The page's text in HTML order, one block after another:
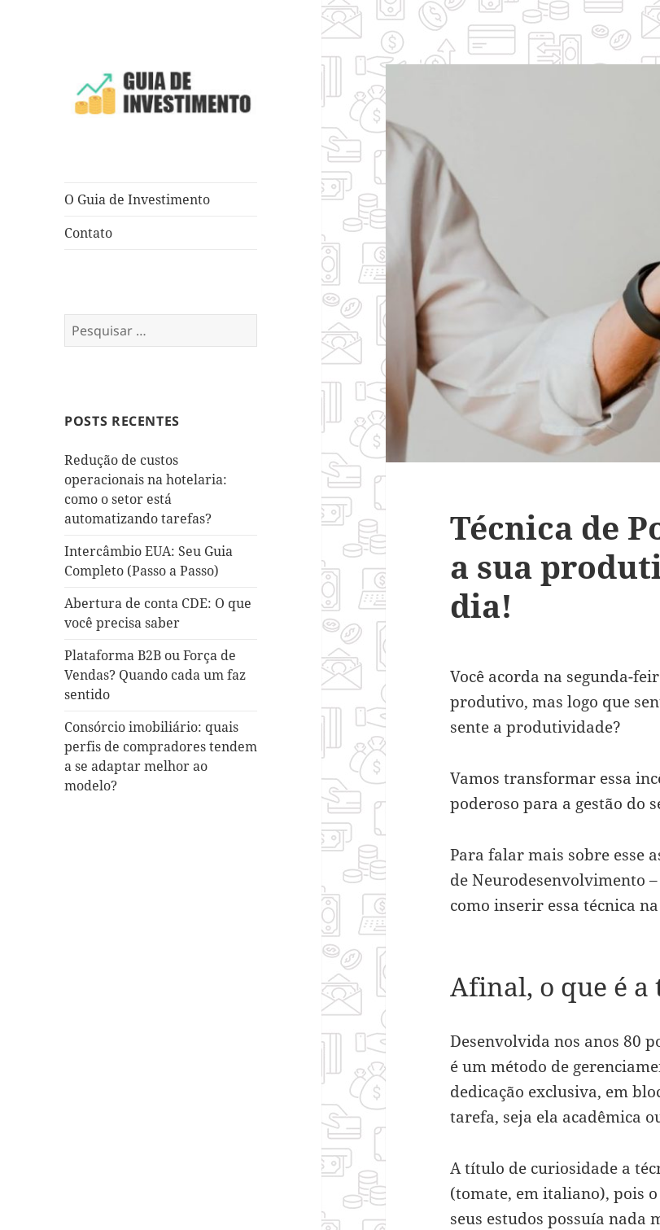
O Guia de Investimento
Contato
Pesquisar
por:
POSTS RECENTES
Redução de custos
operacionais na hotelaria:
como o setor está
automatizando tarefas?
Intercâmbio EUA: Seu Guia
Completo (Passo a Passo)
Abertura de conta CDE: O que
você precisa saber
Plataforma B2B ou Força de
Vendas? Quando cada um faz
sentido
Consórcio imobiliário: quais
perfis de compradores tendem
a se adaptar melhor ao
modelo?
Técnica de
a sua
dia!
Você acorda na segunda-
produtivo, mas logo que
sente a produtividade?
Vamos transformar essa
poderoso para a gestão do
Para falar mais sobre esse
de Neurodesenvolvimento
como inserir essa técnica
Afinal, o que é a
Desenvolvida nos anos 80
é um método de
dedicação exclusiva, em
tarefa, seja ela acadêmica
A título de curiosidade a
(tomate, em italiano), pois
seus estudos possuía nada